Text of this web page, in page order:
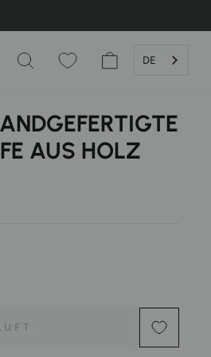
EINLOGGEN
SUCHE WARENKORB
DE
AUS HOLZ